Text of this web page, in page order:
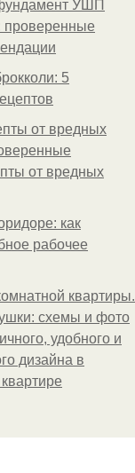
УШП
проверенные
5
от вредных
от вредных
как
рабочее
квартиры.
схемы и фото
удобного и
дизайна в